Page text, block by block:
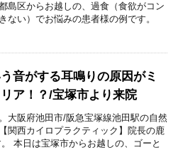
島区からお越しの、過食（食欲がコン
ない）でお悩みの患者様の例です。
音がする耳鳴りの原因がミ
リア！？/宝塚市より来院
大阪府池田市/阪急宝塚線池田駅の自然
関西カイロプラクティック】院長の鹿
本日は宝塚市からお越しの、ゴーと